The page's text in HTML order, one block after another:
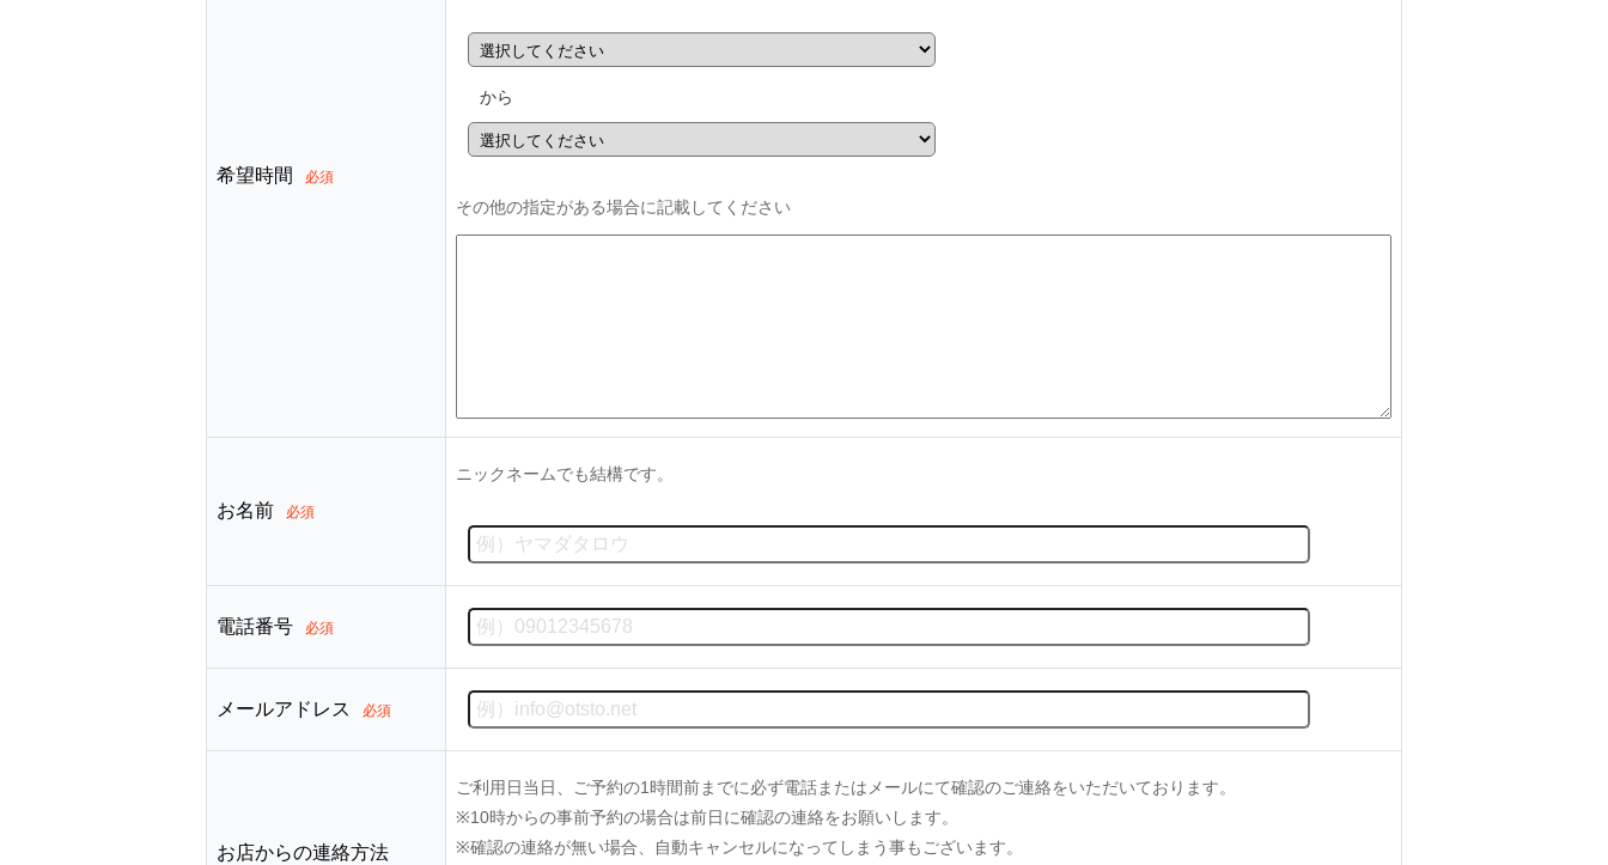
希望時間 必須
から
その他の指定がある場合に記載してください
お名前 必須
ニックネームでも結構です。
電話番号 必須
メールアドレス 必須
お店からの連絡方法
ご利用日当日、ご予約の1時間前までに必ず電話またはメールにて確認のご連絡をいただいております。
※10時からの事前予約の場合は前日に確認の連絡をお願いします。
※確認の連絡が無い場合、自動キャンセルになってしまう事もございます。